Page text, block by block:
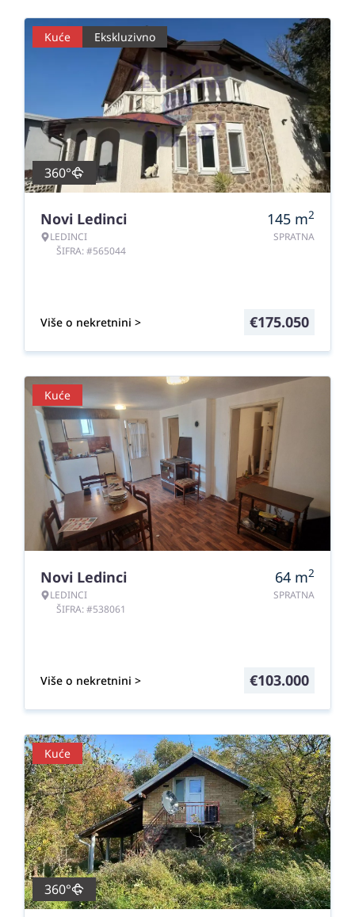
Kuće Ekskluzivno
360°
Novi Ledinci
LEDINCI
ŠIFRA: #565044
145 m2
SPRATNA
Više o nekretnini > €175.050
Kuće
Novi Ledinci
LEDINCI
ŠIFRA: #538061
64 m2
SPRATNA
Više o nekretnini > €103.000
Kuće
360°